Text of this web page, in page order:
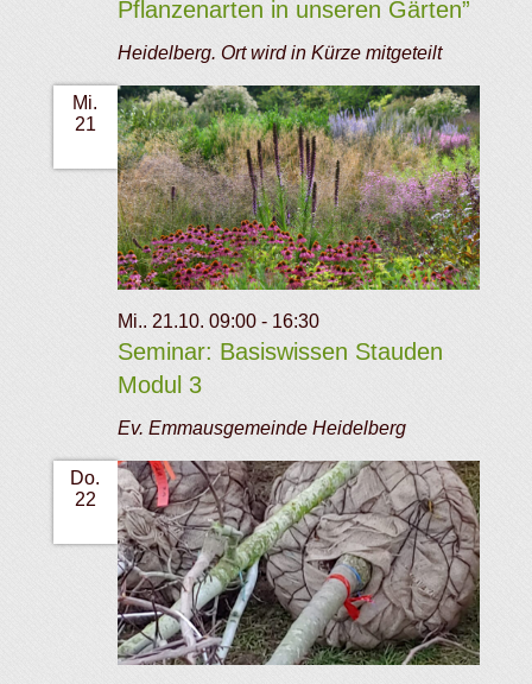
Pflanzenarten in unseren Gärten”
Heidelberg. Ort wird in Kürze mitgeteilt
Mi.
21
Seminar: Basiswissen Stauden
Modul 3
Mi.. 21.10. 09:00- 16:30
Ev. Emmausgemeinde Heidelberg
Do.
22